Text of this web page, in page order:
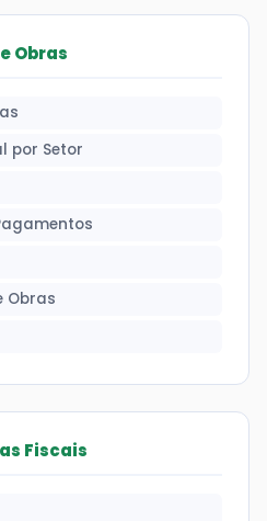
Obras
por Setor
Obras
Fiscais